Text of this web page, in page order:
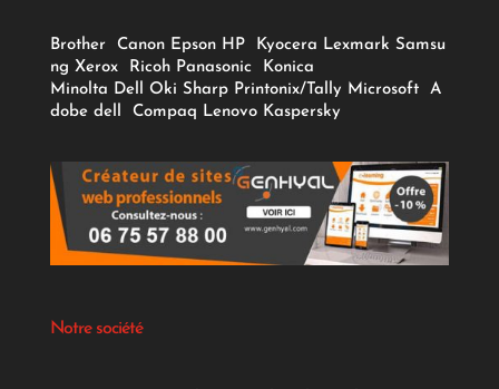
Brother Canon Epson HP Kyocera Lexmark Samsu
ng Xerox Ricoh Panasonic
Konica
Minolta Dell Oki Sharp Printonix/Tally Microsoft
A
dobe dell Compaq Lenovo Kaspersky
Notre société